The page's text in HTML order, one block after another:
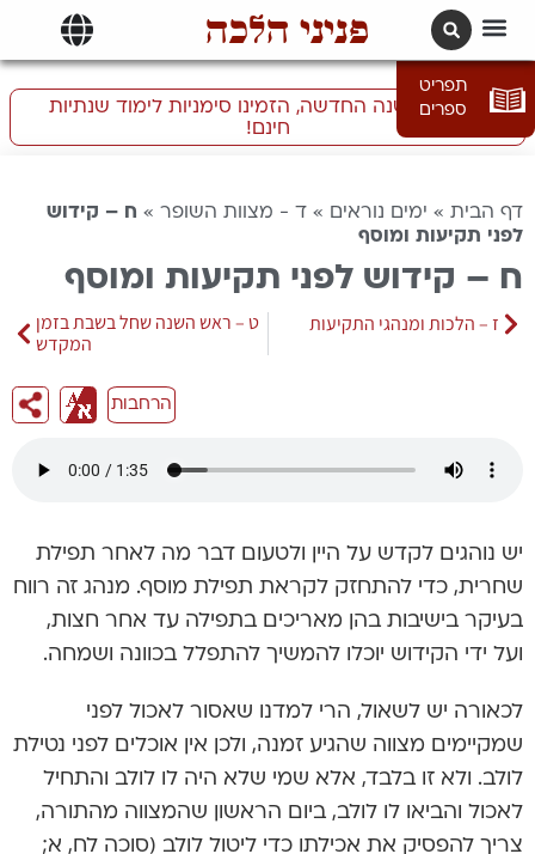
פניני הלכה
תפריט
ספרים
התכוננו לשנה החדשה, הזמינו סימניות לימוד שנתיות
חינם!
דף הבית » ימים נוראים » ד - מצוות השופר » ח – קידוש
לפני תקיעות ומוסף
ח – קידוש לפני תקיעות ומוסף
ז – הלכות ומנהגי התקיעות
ט – ראש השנה שחל בשבת בזמן
המקדש
הרחבות
יש נוהגים לקדש על היין ולטעום דבר מה לאחר תפילת
שחרית, כדי להתחזק לקראת תפילת מוסף. מנהג זה רווח
בעיקר בישיבות בהן מאריכים בתפילה עד אחר חצות,
ועל ידי הקידוש יוכלו להמשיך להתפלל בכוונה ושמחה.
לכאורה יש לשאול, הרי למדנו שאסור לאכול לפני
שמקיימים מצווה שהגיע זמנה, ולכן אין אוכלים לפני נטילת
לולב. ולא זו בלבד, אלא שמי שלא היה לו לולב והתחיל
לאכול והביאו לו לולב, ביום הראשון שהמצווה מהתורה,
צריך להפסיק את אכילתו כדי ליטול לולב (סוכה לח, א;